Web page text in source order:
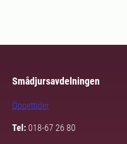
Smådjursavdelningen
Öppettider
Tel: 018-67 26 80